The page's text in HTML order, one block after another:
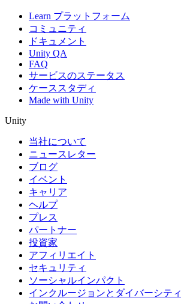
Learn プラットフォーム
コミュニティ
ドキュメント
Unity QA
FAQ
サービスのステータス
ケーススタディ
Made with Unity
Unity
当社について
ニュースレター
ブログ
イベント
キャリア
ヘルプ
プレス
パートナー
投資家
アフィリエイト
セキュリティ
ソーシャルインパクト
インクルージョンとダイバーシティ